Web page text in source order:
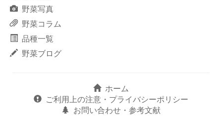
野菜写真
野菜コラム
品種一覧
野菜ブログ
ホーム
ご利用上の注意・プライバシーポリシー
お問い合わせ・参考文献